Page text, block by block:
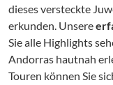
dieses versteckte
erkunden. Unsere
Sie alle Highlights
Andorras hautnah
Touren können Sie